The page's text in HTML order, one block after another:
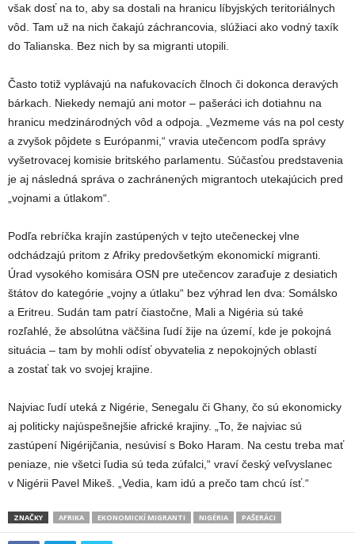
však dosť na to, aby sa dostali na hranicu líbyjských teritoriálnych
vôd. Tam už na nich čakajú záchrancovia, slúžiaci ako vodný taxík
do Talianska. Bez nich by sa migranti utopili.
Často totiž vyplávajú na nafukovacích člnoch či dokonca deravých
bárkach. Niekedy nemajú ani motor – pašeráci ich dotiahnu na
hranicu medzinárodných vôd a odpoja. „Vezmeme vás na pol cesty
a zvyšok pôjdete s Európanmi,“ vravia utečencom podľa správy
vyšetrovacej komisie britského parlamentu. Súčasťou predstavenia
je aj následná správa o zachránených migrantoch utekajúcich pred
„vojnami a útlakom“.
Podľa rebríčka krajín zastúpených v tejto utečeneckej vlne
odchádzajú pritom z Afriky predovšetkým ekonomickí migranti.
Úrad vysokého komisára OSN pre utečencov zaraďuje z desiatich
štátov do kategórie „vojny a útlaku“ bez výhrad len dva: Somálsko
a Eritreu. Sudán tam patrí čiastočne, Mali a Nigéria sú také
rozľahlé, že absolútna väčšina ľudí žije na území, kde je pokojná
situácia – tam by mohli odísť obyvatelia z nepokojných oblastí
a zostať tak vo svojej krajine.
Najviac ľudí uteká z Nigérie, Senegalu či Ghany, čo sú ekonomicky
aj politicky najúspešnejšie africké krajiny. „To, že najviac sú
zastúpení Nigérijčania, nesúvisí s Boko Haram. Na cestu treba mať
peniaze, nie všetci ľudia sú teda zúfalci,“ vraví český veľvyslanec
v Nigérii Pavel Mikeš. „Vedia, kam idú a prečo tam chcú ísť.“
ZNAČKY AFRIKA EKONOMICKÍ MIGRANTI NIGÉRIA PAŠERÁCI